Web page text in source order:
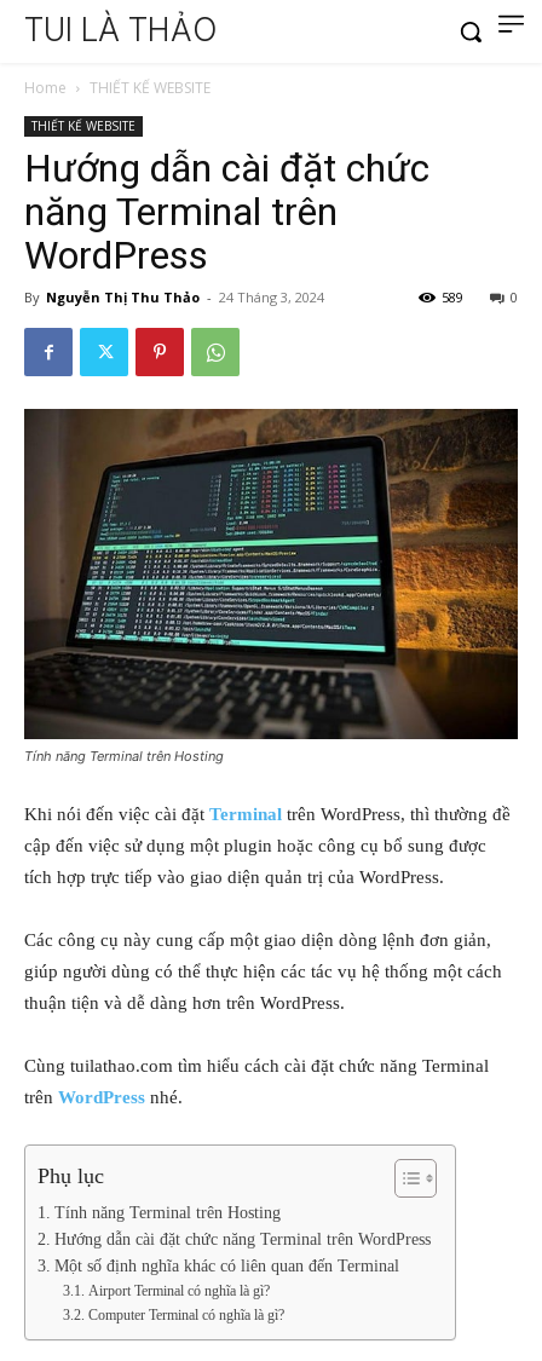
TUI LÀ THẢO
Home THIẾT KẾ WEBSITE
THIẾT KẾ WEBSITE
Hướng dẫn cài đặt chức
năng Terminal trên
WordPress
By Nguyễn Thị Thu Thảo - 24 Tháng 3, 2024 0
589
Tính năng Terminal trên Hosting
Khi nói đến việc cài đặt Terminal trên WordPress, thì thường đề
cập đến việc sử dụng một plugin hoặc công cụ bổ sung được
tích hợp trực tiếp vào giao diện quản trị của WordPress.
Các công cụ này cung cấp một giao diện dòng lệnh đơn giản,
giúp người dùng có thể thực hiện các tác vụ hệ thống một cách
thuận tiện và dễ dàng hơn trên WordPress.
Cùng tuilathao.com tìm hiểu cách cài đặt chức năng Terminal
trên WordPress nhé.
Phụ lục
Tính năng Terminal trên Hosting
Hướng dẫn cài đặt chức năng Terminal trên WordPress
Một số định nghĩa khác có liên quan đến Terminal
Airport Terminal có nghĩa là gì?
Computer Terminal có nghĩa là gì?